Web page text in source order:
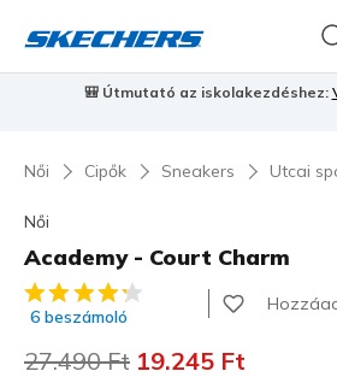
Skechers VIP:45 napos visszaküldés
Női Cipők Sneakers Utcai
Női
Academy - Court Charm
4,3 az 5-ből ügyfélértékelés
6 beszámoló
Az ár a következőhöz
27.490 Ft címzett:
19.245 Ft